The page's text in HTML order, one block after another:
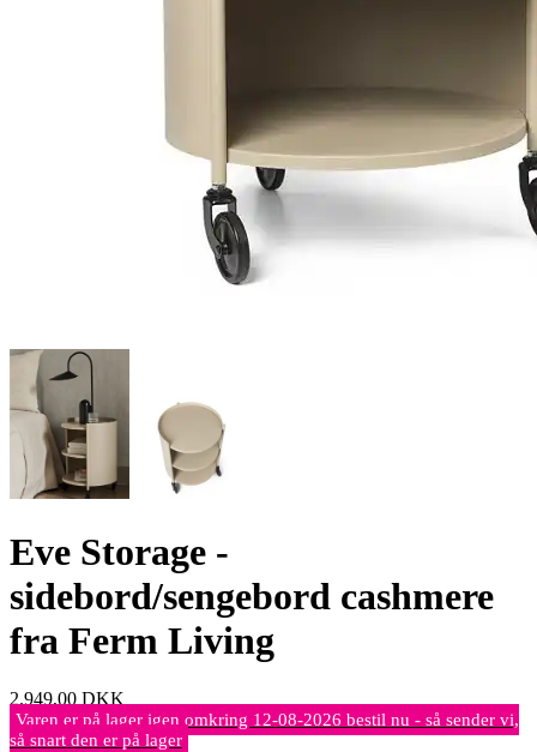
Eve Storage -
sidebord/sengebord cashmere
fra Ferm Living
2.949,00 DKK
Varen er på lager igen omkring 12-08-2026 bestil nu - så sender vi,
så snart den er på lager